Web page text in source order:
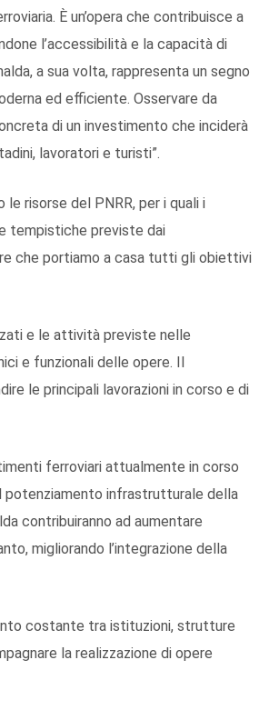
È un’opera che contribuisce a
l’accessibilità e la capacità di
a sua volta, rappresenta un segno
ed efficiente. Osservare da
di un investimento che inciderà
lavoratori e turisti”.
risorse del PNRR, per i quali i
tempistiche previste dai
che portiamo a casa tutti gli obiettivi
e le attività previste nelle
e funzionali delle opere. Il
le principali lavorazioni in corso e di
ferroviari attualmente in corso
infrastrutturale della
contribuiranno ad aumentare
migliorando l’integrazione della
costante tra istituzioni, strutture
la realizzazione di opere